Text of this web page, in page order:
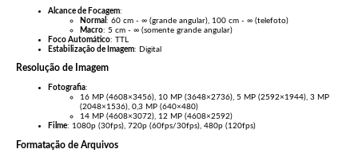
Alcance de Focagem:
Normal : 60 cm - ∞ (grande angular), 100 cm - ∞ (telefoto)
Macro: 5 cm - ∞ (somente grande angular)
Foco Automático: TTL
Estabilização de Imagem: Digital
Resolução de Imagem
Fotografia:
16 MP (4608×3456), 10 MP (3648×2736), 5 MP (2592×1944), 3 MP
(2048×1536), 0,3 MP (640×480)
14 MP (4608×3072), 12 MP (4608×2592)
Filme: 1080p (30fps), 720p (60fps/30fps), 480p (120fps)
Formatação de Arquivos